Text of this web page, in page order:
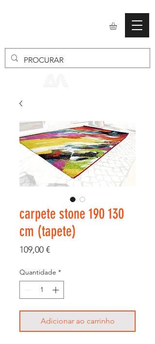
carpete stone 190 130
cm (tapete)
109,00 €Preço
Quantidade *
Adicionar ao carrinho